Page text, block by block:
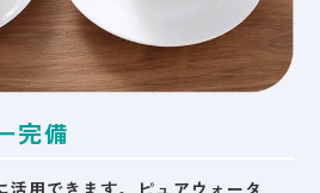
完備
活用できます。ピュアウォータ